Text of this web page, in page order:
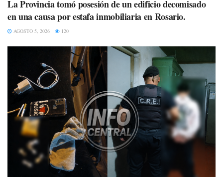
La Provincia tomó posesión de un edificio decomisado
en una causa por estafa inmobiliaria en Rosario.
AGOSTO 5, 2026 120